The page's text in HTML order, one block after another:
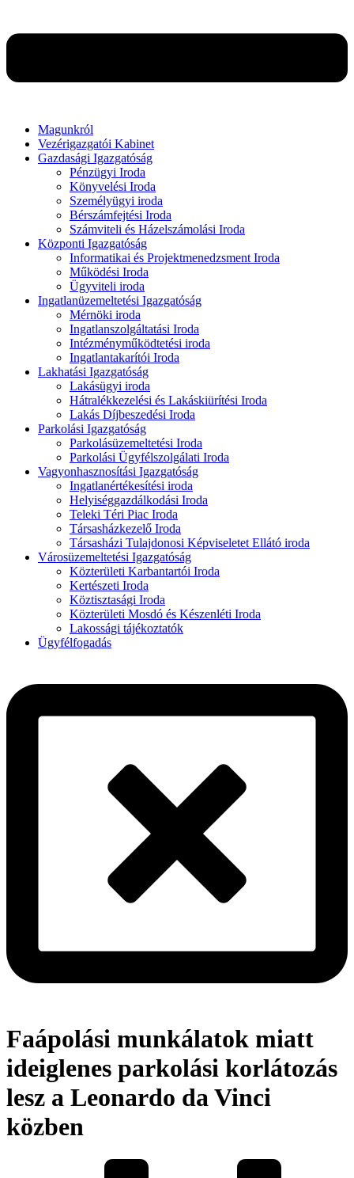
Magunkról
Vezérigazgatói Kabinet
Gazdasági Igazgatóság
Pénzügyi Iroda
Könyvelési Iroda
Személyügyi iroda
Bérszámfejtési Iroda
Számviteli és Házelszámolási Iroda
Központi Igazgatóság
Informatikai és Projektmenedzsment Iroda
Működési Iroda
Ügyviteli iroda
Ingatlanüzemeltetési Igazgatóság
Mérnöki iroda
Ingatlanszolgáltatási Iroda
Intézményműködtetési iroda
Ingatlantakarítói Iroda
Lakhatási Igazgatóság
Lakásügyi iroda
Hátralékkezelési és Lakáskiürítési Iroda
Lakás Díjbeszedési Iroda
Parkolási Igazgatóság
Parkolásüzemeltetési Iroda
Parkolási Ügyfélszolgálati Iroda
Vagyonhasznosítási Igazgatóság
Ingatlanértékesítési iroda
Helyiséggazdálkodási Iroda
Teleki Téri Piac Iroda
Társasházkezelő Iroda
Társasházi Tulajdonosi Képviseletet Ellátó iroda
Városüzemeltetési Igazgatóság
Közterületi Karbantartói Iroda
Kertészeti Iroda
Köztisztasági Iroda
Közterületi Mosdó és Készenléti Iroda
Lakossági tájékoztatók
Ügyfélfogadás
Faápolási munkálatok miatt
ideiglenes parkolási korlátozás
lesz a Leonardo da Vinci
közben